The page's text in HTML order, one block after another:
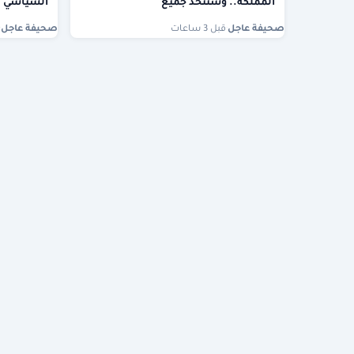
المملكة.. وسنتخذ جميع
صحيفة عاجل قبل 3 ساعات
السياسي
صحيفة عاجل